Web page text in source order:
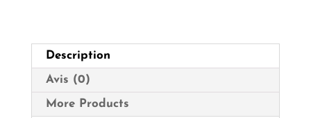
Description
Avis (0)
More Products